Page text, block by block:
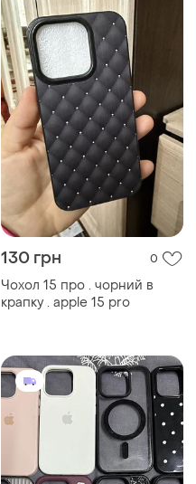
130 грн 0
Чохол 15 про . чорний в
крапку . apple 15 pro